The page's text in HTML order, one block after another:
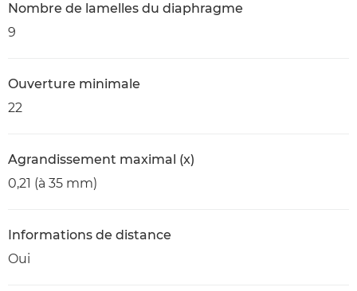
Nombre de lamelles du diaphragme
9
Ouverture minimale
22
Agrandissement maximal (x)
0,21 (à 35 mm)
Informations de distance
Oui